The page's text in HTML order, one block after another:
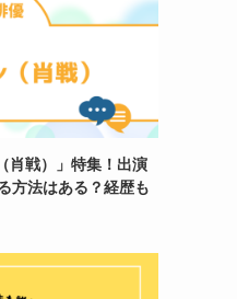
肖戦）」特集！出演
方法はある？経歴も